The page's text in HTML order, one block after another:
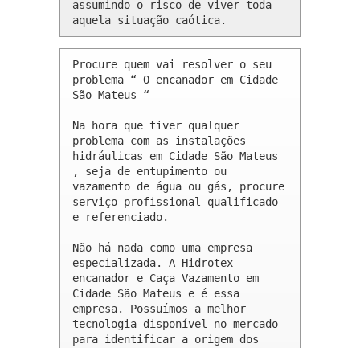
assumindo o risco de viver toda
aquela situação caótica.
Procure quem vai resolver o seu
problema “ O encanador em Cidade
São Mateus “
Na hora que tiver qualquer
problema com as instalações
hidráulicas em Cidade São Mateus
, seja de entupimento ou
vazamento de água ou gás, procure
serviço profissional qualificado
e referenciado.
Não há nada como uma empresa
especializada. A Hidrotex
encanador e Caça Vazamento em
Cidade São Mateus e é essa
empresa. Possuímos a melhor
tecnologia disponível no mercado
para identificar a origem dos